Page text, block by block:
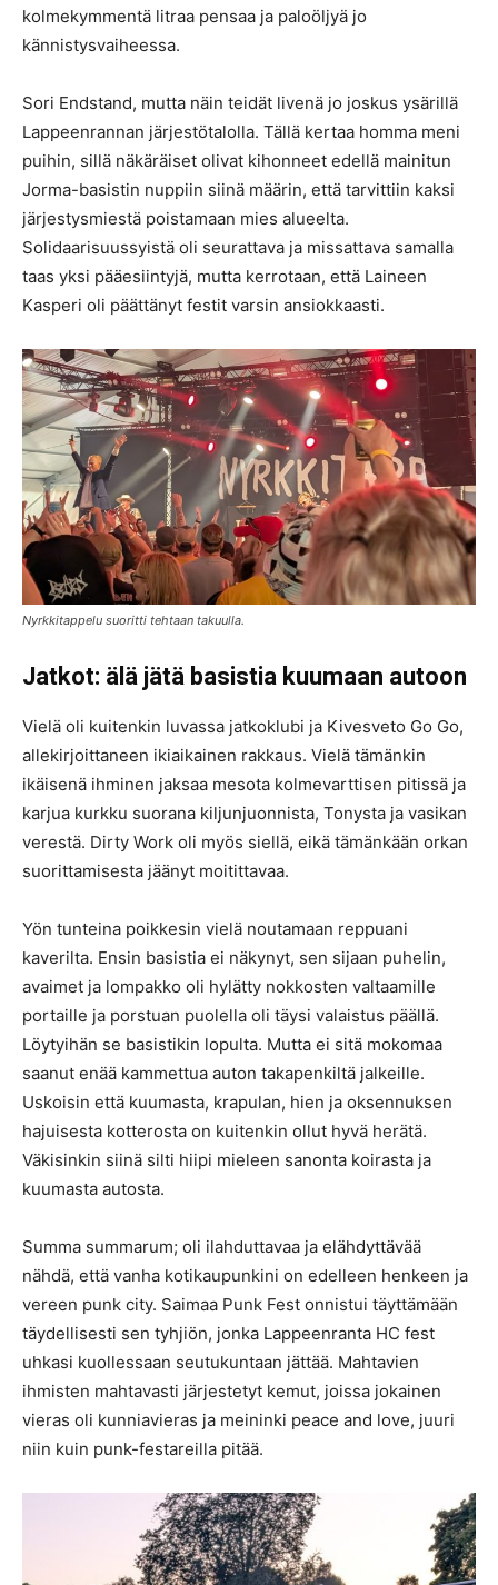
kolmekymmentä litraa pensaa ja paloöljyä jo
kännistysvaiheessa.
Sori Endstand, mutta näin teidät livenä jo joskus ysärillä
Lappeenrannan järjestötalolla. Tällä kertaa homma meni
puihin, sillä näkäräiset olivat kihonneet edellä mainitun
Jorma-basistin nuppiin siinä määrin, että tarvittiin kaksi
järjestysmiestä poistamaan mies alueelta.
Solidaarisuussyistä oli seurattava ja missattava samalla
taas yksi pääesiintyjä, mutta kerrotaan, että Laineen
Kasperi oli päättänyt festit varsin ansiokkaasti.
Nyrkkitappelu suoritti tehtaan takuulla.
Jatkot: älä jätä basistia kuumaan autoon
Vielä oli kuitenkin luvassa jatkoklubi ja Kivesveto Go Go,
allekirjoittaneen ikiaikainen rakkaus. Vielä tämänkin
ikäisenä ihminen jaksaa mesota kolmevarttisen pitissä ja
karjua kurkku suorana kiljunjuonnista, Tonysta ja vasikan
verestä. Dirty Work oli myös siellä, eikä tämänkään orkan
suorittamisesta jäänyt moitittavaa.
Yön tunteina poikkesin vielä noutamaan reppuani
kaverilta. Ensin basistia ei näkynyt, sen sijaan puhelin,
avaimet ja lompakko oli hylätty nokkosten valtaamille
portaille ja porstuan puolella oli täysi valaistus päällä.
Löytyihän se basistikin lopulta. Mutta ei sitä mokomaa
saanut enää kammettua auton takapenkiltä jalkeille.
Uskoisin että kuumasta, krapulan, hien ja oksennuksen
hajuisesta kotterosta on kuitenkin ollut hyvä herätä.
Väkisinkin siinä silti hiipi mieleen sanonta koirasta ja
kuumasta autosta.
Summa summarum; oli ilahduttavaa ja elähdyttävää
nähdä, että vanha kotikaupunkini on edelleen henkeen ja
vereen punk city. Saimaa Punk Fest onnistui täyttämään
täydellisesti sen tyhjiön, jonka Lappeenranta HC fest
uhkasi kuollessaan seutukuntaan jättää. Mahtavien
ihmisten mahtavasti järjestetyt kemut, joissa jokainen
vieras oli kunniavieras ja meininki peace and love, juuri
niin kuin punk-festareilla pitää.